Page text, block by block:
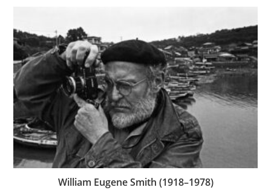
William Eugene Smith (1918–1978)